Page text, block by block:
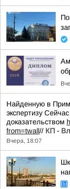
Найденную в
экспертизу
доказательством
from=twall// КП -
Вчера, 18:07